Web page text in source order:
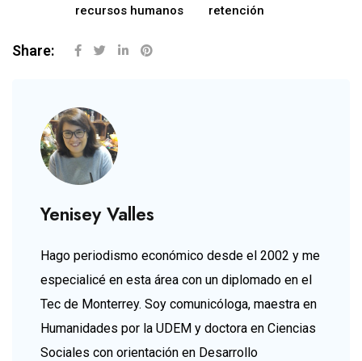
recursos humanos retención
Share:
Yenisey Valles
Hago periodismo económico desde el 2002 y me
especialicé en esta área con un diplomado en el
Tec de Monterrey. Soy comunicóloga, maestra en
Humanidades por la UDEM y doctora en Ciencias
Sociales con orientación en Desarrollo